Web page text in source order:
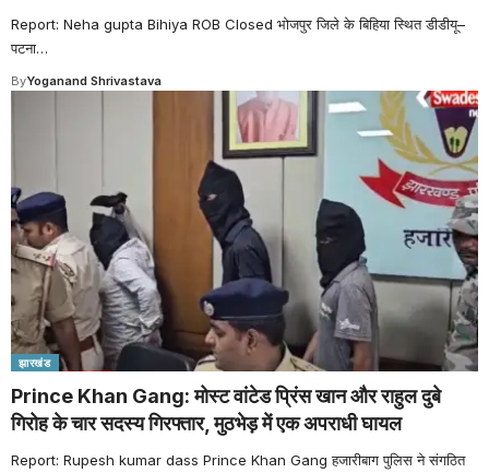
Report: Neha gupta Bihiya ROB Closed भोजपुर जिले के बिहिया स्थित डीडीयू–
पटना…
ByYoganand Shrivastava
झारखंड
Prince Khan Gang: मोस्ट वांटेड प्रिंस खान और राहुल दुबे
गिरोह के चार सदस्य गिरफ्तार, मुठभेड़ में एक अपराधी घायल
Report: Rupesh kumar dass Prince Khan Gang हजारीबाग पुलिस ने संगठित